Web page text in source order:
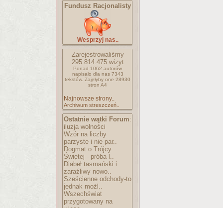
Fundusz Racjonalisty
Wesprzyj nas..
Zarejestrowaliśmy
295.814.475wizyt
Ponad 1062 autorów
napisało dla nas 7343
tekstów. Zajęłyby one 28930
stron A4
Najnowsze strony..
Archiwum streszczeń..
Ostatnie wątki Forum:
iluzja wolności
Wzór na liczby
parzyste i nie par..
Dogmat o Trójcy
Świętej - próba l..
Diabeł tasmański i
zaraźliwy nowo..
Sześcienne odchody-to
jednak możl..
Wszechświat
przygotowany na